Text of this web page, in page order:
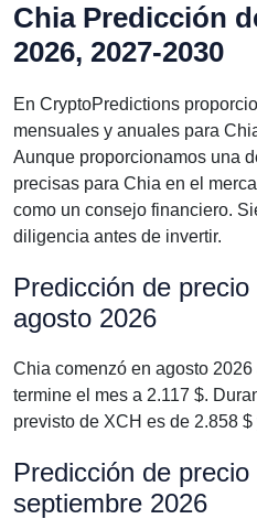
Chia Predicción
2026, 2027-2030
En CryptoPredictions
mensuales y anuales para
Aunque proporcionamos una
precisas para Chia en el
como un consejo financiero.
diligencia antes de invertir.
Predicción de
agosto 2026
Chia comenzó en agosto
termine el mes a 2.117 $.
previsto de XCH es de 2.858
Predicción de
septiembre 2026